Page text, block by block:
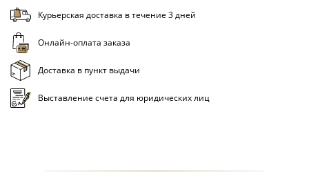
Курьерская доставка в течение 3 дней
Онлайн-оплата заказа
Доставка в пункт выдачи
Выставление счета для юридических лиц